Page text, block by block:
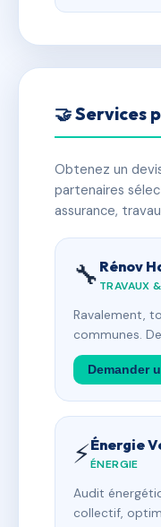
🤝 Services
Obtenez un
partenaires
assurance,
🔧 Rénov
TRAVAUX
Ravalement,
communes.
Demander
⚡Énergie
ÉNERGIE
Audit
collectif,